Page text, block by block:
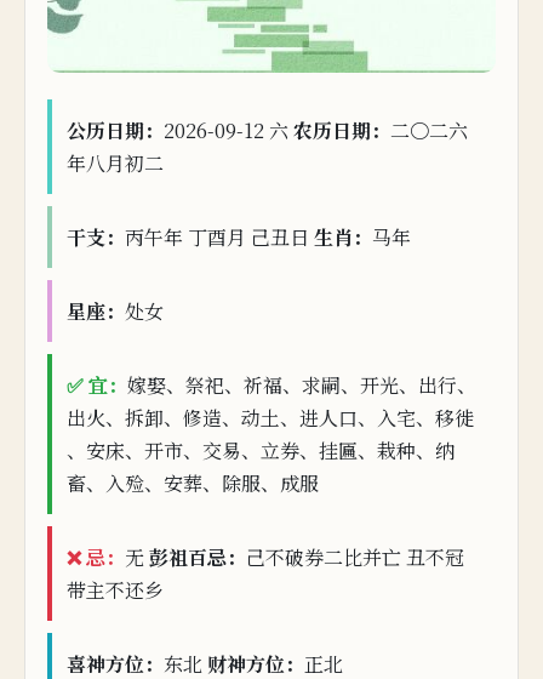
公历日期： 2026-09-12 六 农历日期： 二〇二六
年八月初二
干支： 丙午年 丁酉月 己丑日 生肖： 马年
星座： 处女
✅ 宜： 嫁娶、祭祀、祈福、求嗣、开光、出行、
出火、拆卸、修造、动土、进人口、入宅、移徙
、安床、开市、交易、立券、挂匾、栽种、纳
畜、入殓、安葬、除服、成服
❌ 忌： 无彭祖百忌： 己不破券二比并亡 丑不冠
带主不还乡
喜神方位： 东北 财神方位： 正北